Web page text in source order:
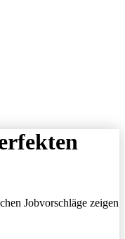
Jobvorschläge zeigen